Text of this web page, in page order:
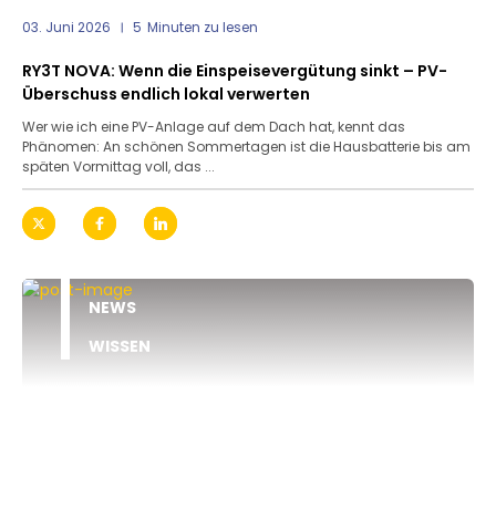
03. Juni 2026 5 Minuten zu lesen
RY3T NOVA: Wenn die Einspeisevergütung sinkt – PV-
Überschuss endlich lokal verwerten
Wer wie ich eine PV-Anlage auf dem Dach hat, kennt das
Phänomen: An schönen Sommertagen ist die Hausbatterie bis am
späten Vormittag voll, das ...
NEWS
WISSEN